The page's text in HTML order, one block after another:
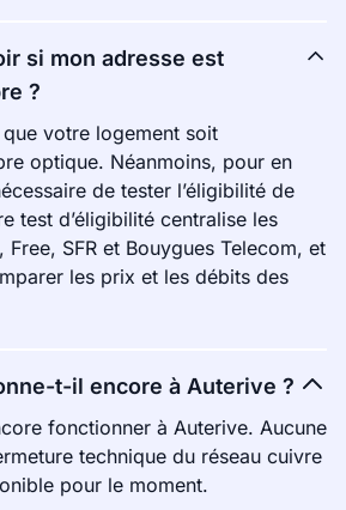
si mon adresse est
?
votre logement soit
optique. Néanmoins, pour en
de tester l’éligibilité de
test d’éligibilité centralise les
Free, SFR et Bouygues Telecom, et
les prix et les débits des
t-il encore à Auterive ?
fonctionner à Auterive. Aucune
technique du réseau cuivre
pour le moment.